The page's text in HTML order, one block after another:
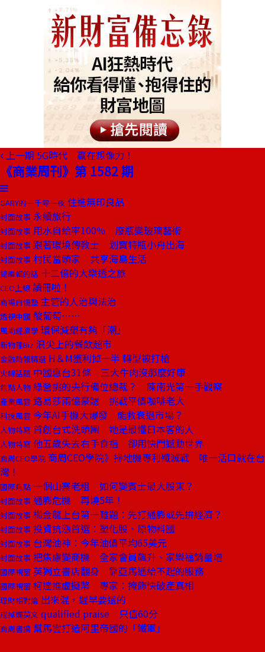
上一期 5G時代 贏在想像力！
《商業周刊》第 1582 期
GARY的一千零一夜 住進無印良品
封面故事 永續旅行
封面故事 用水自給率100％ 廢瓶變玻璃藝術
封面故事 跟著環境傳教士 划寶特瓶小舟出海
封面故事 村民當頭家 共享海島生活
總編輯的話 十二億的大樂透之旅
CEO上線 讀冊啦！
商場自慢塾 主管的人治與法治
透視中國 酸葡萄……
風尚經濟學 環保減塑有夠「潮」
新物種Biz 浪尖上的餐飲超市
金融時報精選 H＆M獲利掉一半 轉型被打槍
火線話題 中國惠台31條 三大牛肉沒那麼好康
焦點人物 綠營挑的央行備位總裁？ 陳南光第一手觀察
產業風雲 路易莎兩億豪賭 挑戰平價咖啡老大
科技風雲 今年AI手機大爆發 能救衰退市場？
人物特寫 首創台式洗頭團 她是最懂日本客的人
人物特寫 他五歲失去右手食指 卻用快門撼動世界
商周CEO學院 商周CEO學院》掃地機專利殲滅戰 唯一活口就在台
灣！
國際焦點 一個山寨老粗 如何變賓士最大股東？
封面故事 通膨危機 再燒5年！
封面故事 楊金龍上台第一難題：先打通膨或先拚經濟？
封面故事 投資抗漲首選：塑化股、原物料國
封面故事 台灣油神：今年油價平均65美元
封面故事 把焦慮變商機 全家會員飆升、家樂福銷量增
國際視窗 英獨立書店翻身 靠亞馬遜給不起的服務
國際視窗 柯達推虛擬幣 專家：掩飾快破產真相
理財相對論 出來混，遲早要還的
戒掉爛英文 qualified praise 只值60分
商周書摘 幫馬雲打造阿里帝國的「鐵軍」